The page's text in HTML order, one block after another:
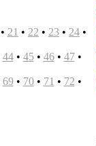
• 21 • 22 • 23 • 24 •
44• 45• 46• 47•
69• 70• 71 • 72 •